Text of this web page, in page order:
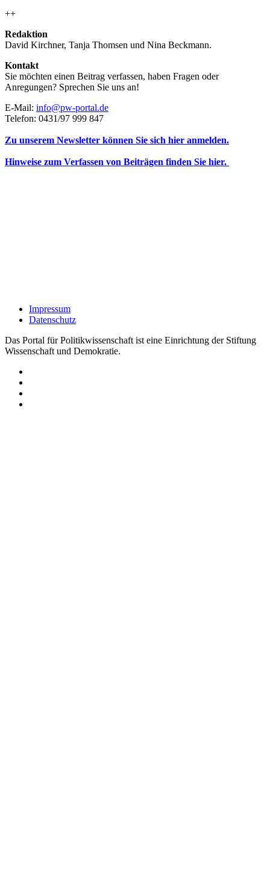
++
Redaktion
David Kirchner, Tanja Thomsen und Nina Beckmann.
Kontakt
Sie möchten einen Beitrag verfassen, haben Fragen oder
Anregungen? Sprechen Sie uns an!
E-Mail: info@pw-portal.de
Telefon: 0431/97 999 847
Zu unserem Newsletter können Sie sich hier anmelden.
Hinweise zum Verfassen von Beiträgen finden Sie hier.